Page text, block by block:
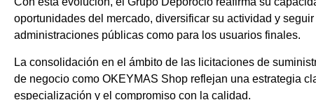
oportunidades del mercado, diversificar su actividad y
administraciones públicas como para los usuarios finales.
La consolidación en el ámbito de las licitaciones de
de negocio como OKEYMAS Shop reflejan una estrategia
especialización y el compromiso con la calidad.